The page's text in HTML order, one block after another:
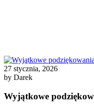
27 stycznia, 2026
by Darek
Wyjątkowe